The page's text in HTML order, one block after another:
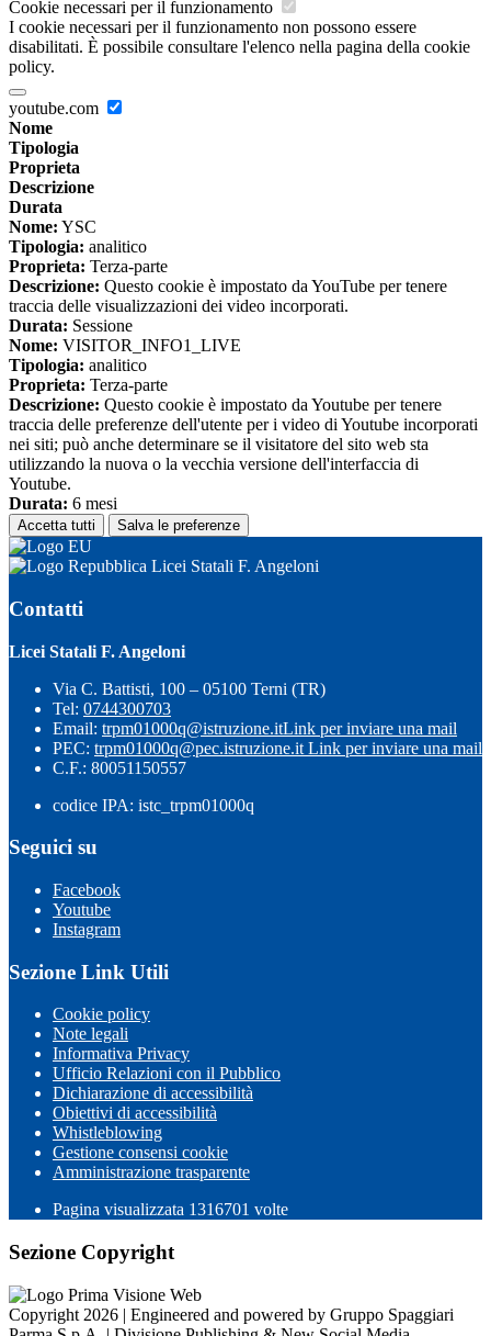
Cookie necessari per il funzionamento
I cookie necessari per il funzionamento non possono essere
disabilitati. È possibile consultare l'elenco nella pagina della cookie
policy.
youtube.com
Nome
Tipologia
Proprieta
Descrizione
Durata
Nome: YSC
Tipologia: analitico
Proprieta: Terza-parte
Descrizione: Questo cookie è impostato da YouTube per tenere
traccia delle visualizzazioni dei video incorporati.
Durata: Sessione
Nome: VISITOR_INFO1_LIVE
Tipologia: analitico
Proprieta: Terza-parte
Descrizione: Questo cookie è impostato da Youtube per tenere
traccia delle preferenze dell'utente per i video di Youtube incorporati
nei siti; può anche determinare se il visitatore del sito web sta
utilizzando la nuova o la vecchia versione dell'interfaccia di
Youtube.
Durata: 6 mesi
Accetta tutti Salva le preferenze
Licei Statali F. Angeloni
Contatti
Licei Statali F. Angeloni
Via C. Battisti, 100 – 05100 Terni (TR)
Tel: 0744300703
Email: trpm01000q@istruzione.itLink per inviare una mail
PEC: trpm01000q@pec.istruzione.it Link per inviare una mail
C.F.: 80051150557
codice IPA: istc_trpm01000q
Seguici su
Facebook
Youtube
Instagram
Sezione Link Utili
Cookie policy
Note legali
Informativa Privacy
Ufficio Relazioni con il Pubblico
Dichiarazione di accessibilità
Obiettivi di accessibilità
Whistleblowing
Gestione consensi cookie
Amministrazione trasparente
Pagina visualizzata 1316701 volte
Sezione Copyright
Copyright 2026 | Engineered and powered by Gruppo Spaggiari